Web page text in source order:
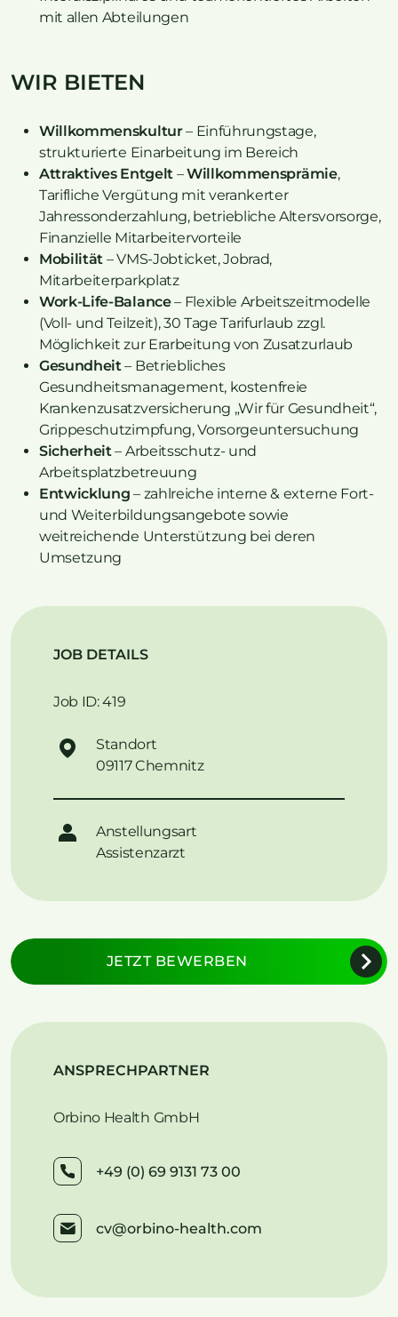
mit allen Abteilungen
WIR BIETEN
Willkommenskultur– Einführungstage,
strukturierte Einarbeitung im Bereich
Attraktives Entgelt –Willkommensprämie,
Tarifliche Vergütung mit verankerter
Jahressonderzahlung, betriebliche Altersvorsorge,
Finanzielle Mitarbeitervorteile
Mobilität – VMS-Jobticket, Jobrad,
Mitarbeiterparkplatz
Work-Life-Balance– Flexible Arbeitszeitmodelle
(Voll- und Teilzeit), 30 Tage Tarifurlaub zzgl.
Möglichkeit zur Erarbeitung von Zusatzurlaub
Gesundheit– Betriebliches
Gesundheitsmanagement, kostenfreie
Krankenzusatzversicherung „Wir für Gesundheit“,
Grippeschutzimpfung, Vorsorgeuntersuchung
Sicherheit– Arbeitsschutz- und
Arbeitsplatzbetreuung
Entwicklung– zahlreiche interne & externe Fort-
und Weiterbildungsangebote sowie
weitreichende Unterstützung bei deren
Umsetzung
JOB DETAILS
Job ID: 419
Standort
09117 Chemnitz
Anstellungsart
Assistenzarzt
JETZT BEWERBEN
ANSPRECHPARTNER
Orbino Health GmbH
+49 (0) 69 9131 73 00
cv@orbino-health.com